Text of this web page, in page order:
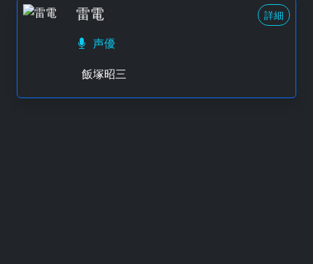
雷電 詳細
声優
飯塚昭三